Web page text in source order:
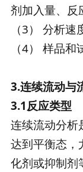
剂加入量、反
（3） 分析
（4） 样品
3.连续流动与
3.1反应类型
连续流动分析
达到平衡态，
化剂或抑制剂